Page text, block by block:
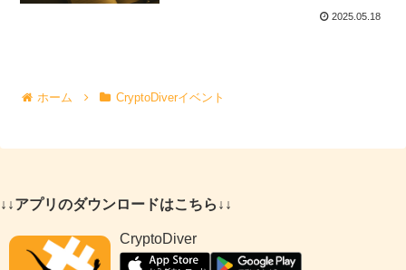
2025.05.18
ホーム CryptoDiverイベント
↓↓アプリのダウンロードはこちら↓↓
CryptoDiver